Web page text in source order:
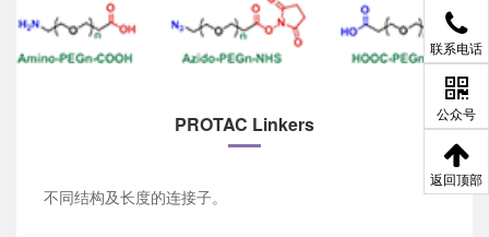
联系电话
公众号
返回顶部
PROTAC Linkers
不同结构及长度的连接子。